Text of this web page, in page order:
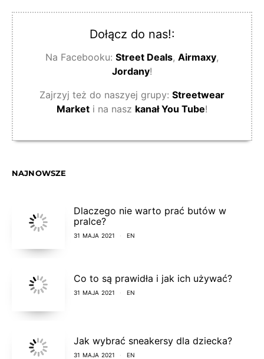
Dołącz do nas!:
Na Facebooku: Street Deals, Airmaxy,
Jordany!
Zajrzyj też do naszyej grupy: Streetwear
Market i na nasz kanał You Tube!
NAJNOWSZE
Dlaczego nie warto prać butów w
pralce?
31 MAJA 2021 EN
Co to są prawidła i jak ich używać?
31 MAJA 2021 EN
Jak wybrać sneakersy dla dziecka?
31 MAJA 2021 EN